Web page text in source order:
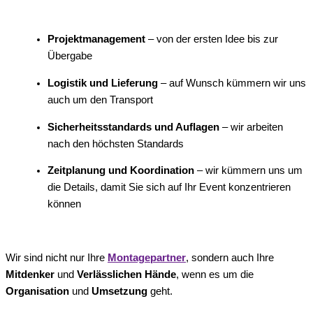
Projektmanagement – von der ersten Idee bis zur
Übergabe
Logistik und Lieferung – auf Wunsch kümmern wir uns
auch um den Transport
Sicherheitsstandards und Auflagen – wir arbeiten
nach den höchsten Standards
Zeitplanung und Koordination – wir kümmern uns um
die Details, damit Sie sich auf Ihr Event konzentrieren
können
Wir sind nicht nur Ihre Montagepartner, sondern auch Ihre
Mitdenker und Verlässlichen Hände, wenn es um die
Organisation und Umsetzung geht.